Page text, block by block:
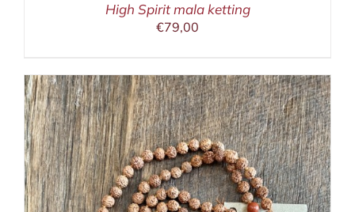
High Spirit mala ketting
€79,00